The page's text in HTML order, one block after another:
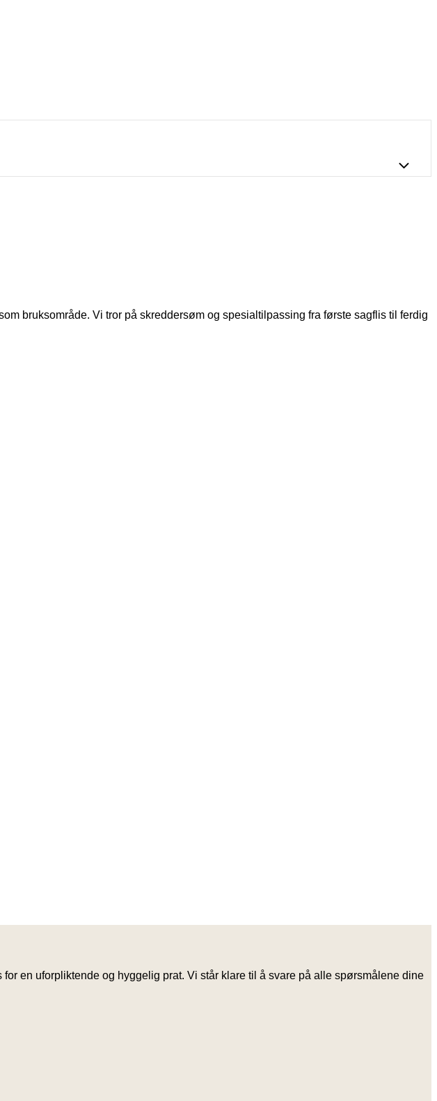
bruksområde. Vi tror på skreddersøm og spesialtilpassing fra første sagflis til ferdig
en uforpliktende og hyggelig prat. Vi står klare til å svare på alle spørsmålene dine